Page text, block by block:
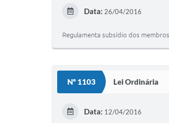
Data: 26/04/2016
Regulamenta subsídio dos
Nº 1103 Lei Ordinária
Data: 12/04/2016